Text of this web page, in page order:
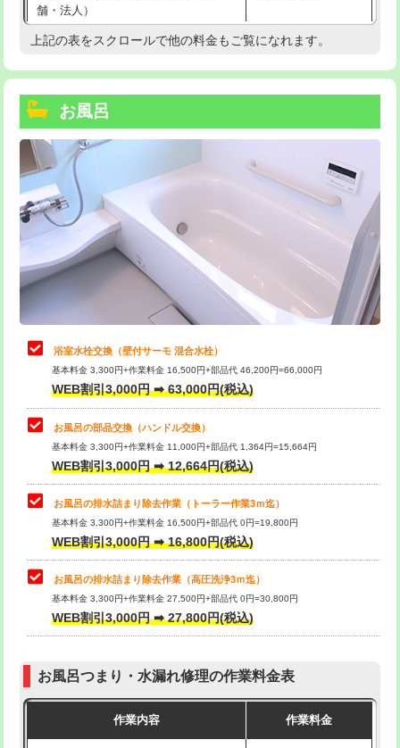
舗・法人）
高度高圧洗浄換 現地調査
トーラー機使用/3mまで
追加トーラー機使用/3m超え
カメラ調査 33,000円
桝清掃 8,800円
止水・漏水調査・防水処理・清掃・修
理・調整・分解・加工など（軽作業）
止水・漏水調査・防水処理・清掃・修
理・調整・分解・加工など（中作業）
22,000円
止水・漏水調査・防水処理・清掃・修
理・調整・分解・加工など（重作業）
33,000円
トイレタンク脱着
トイレ便器脱着
タンクレストイレ脱着 33,000円
小便器トイレ脱着
その他部品の脱着 8,800円～
交換・取付（タンク）
交換・取付（普通便座） 11,000円+材料費
交換・取付（温水洗浄便座） 16,500円+材料費
上記の表をスクロールで他の料金もご覧になれます。
お風呂
浴室水栓交換（壁付サーモ 混合水栓）
基本料金 3,300円+作業料金 16,500円+部品代 46,200円=66,000円
WEB割引3,000円 ➡ 63,000円(税込)
お風呂の部品交換（ハンドル交換）
基本料金 3,300円+作業料金 11,000円+部品代 1,364円=15,664円
WEB割引3,000円 ➡ 12,664円(税込)
お風呂の排水詰まり除去作業（トーラー作業3ｍ迄）
基本料金 3,300円+作業料金 16,500円+部品代 0円=19,800円
WEB割引3,000円 ➡ 16,800円(税込)
お風呂の排水詰まり除去作業（高圧洗浄3ｍ迄）
基本料金 3,300円+作業料金 27,500円+部品代 0円=30,800円
WEB割引3,000円 ➡ 27,800円(税込)
お風呂つまり・水漏れ修理の作業料金表
作業内容 作業料金